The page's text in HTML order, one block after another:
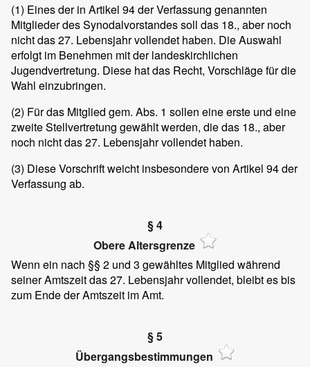
(1) Eines der in Artikel 94 der Verfassung genannten
Mitglieder des Synodalvorstandes soll das 18., aber noch
nicht das 27. Lebensjahr vollendet haben. Die Auswahl
erfolgt im Benehmen mit der landeskirchlichen
Jugendvertretung. Diese hat das Recht, Vorschläge für die
Wahl einzubringen.
(2) Für das Mitglied gem. Abs. 1 sollen eine erste und eine
zweite Stellvertretung gewählt werden, die das 18., aber
noch nicht das 27. Lebensjahr vollendet haben.
(3) Diese Vorschrift weicht insbesondere von Artikel 94 der
Verfassung ab.
§ 4
Obere Altersgrenze
Wenn ein nach §§ 2 und 3 gewähltes Mitglied während
seiner Amtszeit das 27. Lebensjahr vollendet, bleibt es bis
zum Ende der Amtszeit im Amt.
§ 5
Übergangsbestimmungen